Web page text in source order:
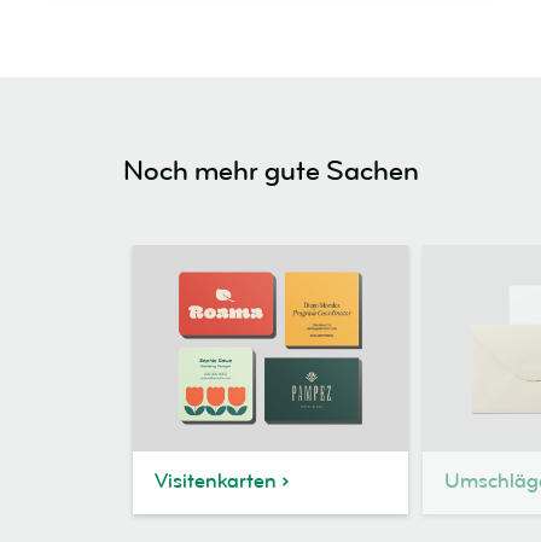
Noch mehr gute Sachen
Visitenkarten